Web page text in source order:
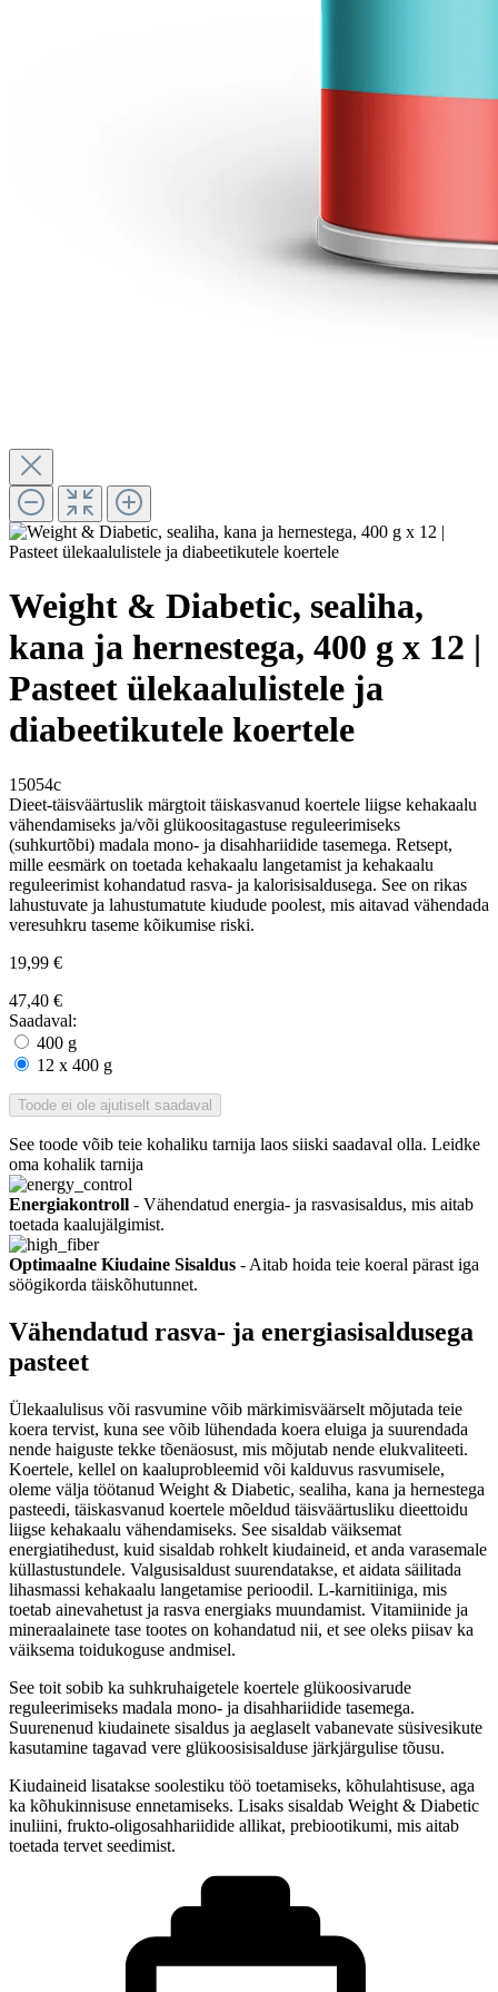
Weight & Diabetic, sealiha,
kana ja hernestega, 400 g x 12 |
Pasteet ülekaalulistele ja
diabeetikutele koertele
15054c
Dieet-täisväärtuslik märgtoit täiskasvanud koertele liigse kehakaalu
vähendamiseks ja/või glükoositagastuse reguleerimiseks
(suhkurtõbi) madala mono- ja disahhariidide tasemega. Retsept,
mille eesmärk on toetada kehakaalu langetamist ja kehakaalu
reguleerimist kohandatud rasva- ja kalorisisaldusega. See on rikas
lahustuvate ja lahustumatute kiudude poolest, mis aitavad vähendada
veresuhkru taseme kõikumise riski.
19,99 €
47,40 €
Saadaval:
400 g
12 x 400 g
Toode ei ole ajutiselt saadaval
See toode võib teie kohaliku tarnija laos siiski saadaval olla. Leidke
oma kohalik tarnija
Energiakontroll - Vähendatud energia- ja rasvasisaldus, mis aitab
toetada kaalujälgimist.
Optimaalne Kiudaine Sisaldus - Aitab hoida teie koeral pärast iga
söögikorda täiskõhutunnet.
Vähendatud rasva- ja energiasisaldusega
pasteet
Ülekaalulisus või rasvumine võib märkimisväärselt mõjutada teie
koera tervist, kuna see võib lühendada koera eluiga ja suurendada
nende haiguste tekke tõenäosust, mis mõjutab nende elukvaliteeti.
Koertele, kellel on kaaluprobleemid või kalduvus rasvumisele,
oleme välja töötanud Weight & Diabetic, sealiha, kana ja hernestega
pasteedi, täiskasvanud koertele mõeldud täisväärtusliku dieettoidu
liigse kehakaalu vähendamiseks. See sisaldab väiksemat
energiatihedust, kuid sisaldab rohkelt kiudaineid, et anda varasemale
küllastustundele. Valgusisaldust suurendatakse, et aidata säilitada
lihasmassi kehakaalu langetamise perioodil. L-karnitiiniga, mis
toetab ainevahetust ja rasva energiaks muundamist. Vitamiinide ja
mineraalainete tase tootes on kohandatud nii, et see oleks piisav ka
väiksema toidukoguse andmisel.
See toit sobib ka suhkruhaigetele koertele glükoosivarude
reguleerimiseks madala mono- ja disahhariidide tasemega.
Suurenenud kiudainete sisaldus ja aeglaselt vabanevate süsivesikute
kasutamine tagavad vere glükoosisisalduse järkjärgulise tõusu.
Kiudaineid lisatakse soolestiku töö toetamiseks, kõhulahtisuse, aga
ka kõhukinnisuse ennetamiseks. Lisaks sisaldab Weight & Diabetic
inuliini, frukto-oligosahhariidide allikat, prebiootikumi, mis aitab
toetada tervet seedimist.